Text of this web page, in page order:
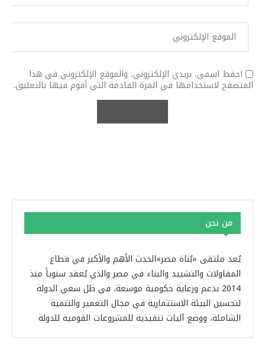
احفظ اسمي، بريدي الإلكتروني، والموقع الإلكتروني في هذا
المتصفح لاستخدامها في المرة القادمة التي أقوم فيها بالتعليق.
من نحن
يُعد ملتقى «بُناة مصر»الحدث الأهم والأكبر في قطاع
المقاولات والتشييد والبناء في مصر والذي يُعقد سنوياً منذ
2014 بدعم ورعاية حكومية موسعة، في ظل سعي الدولة
لتحسين البيئة الاستثمارية في مجال التعمير والتنمية
الشاملة، ووضع آليات تنفيذية للمشروعات القومية للدولة